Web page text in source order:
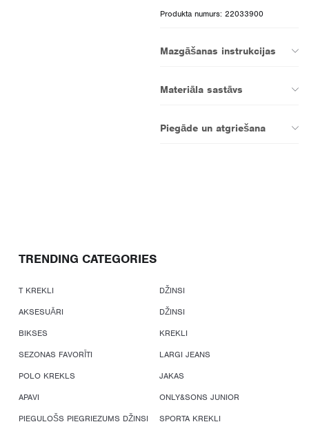
Produkta numurs: 22033900
Mazgāšanas instrukcijas
Materiāla sastāvs
Piegāde un atgriešana
TRENDING CATEGORIES
T KREKLI
DŽINSI
AKSESUĀRI
DŽINSI
BIKSES
KREKLI
SEZONAS FAVORĪTI
LARGI JEANS
POLO KREKLS
JAKAS
APAVI
ONLY&SONS JUNIOR
PIEGULOŠS PIEGRIEZUMS DŽINSI
SPORTA KREKLI